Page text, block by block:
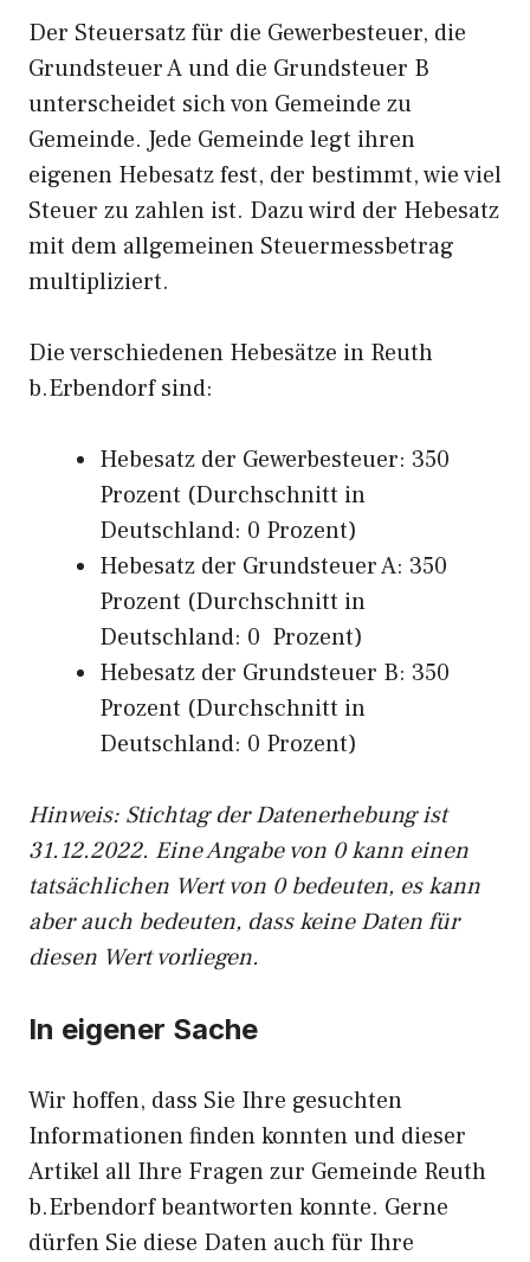
Der Steuersatz für die Gewerbesteuer, die
Grundsteuer A und die Grundsteuer B
unterscheidet sich von Gemeinde zu
Gemeinde. Jede Gemeinde legt ihren
eigenen Hebesatz fest, der bestimmt, wie viel
Steuer zu zahlen ist. Dazu wird der Hebesatz
mit dem allgemeinen Steuermessbetrag
multipliziert.
Die verschiedenen Hebesätze in Reuth
b.Erbendorf sind:
Hebesatz der Gewerbesteuer: 350
Prozent (Durchschnitt in
Deutschland: 0 Prozent)
Hebesatz der Grundsteuer A: 350
Prozent (Durchschnitt in
Deutschland: 0 Prozent)
Hebesatz der Grundsteuer B: 350
Prozent (Durchschnitt in
Deutschland: 0 Prozent)
Hinweis: Stichtag der Datenerhebung ist
31.12.2022. Eine Angabe von 0 kann einen
tatsächlichen Wert von 0 bedeuten, es kann
aber auch bedeuten, dass keine Daten für
diesen Wert vorliegen.
In eigener Sache
Wir hoffen, dass Sie Ihre gesuchten
Informationen finden konnten und dieser
Artikel all Ihre Fragen zur Gemeinde Reuth
b.Erbendorf beantworten konnte. Gerne
dürfen Sie diese Daten auch für Ihre